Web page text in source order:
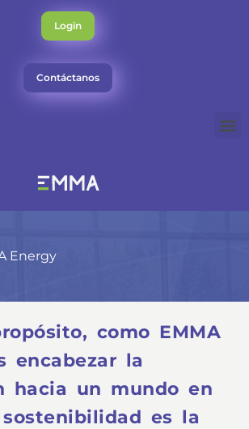
Contáctanos
Login
Energy
como EMMA
encabezar la
hacia un mundo en
es la